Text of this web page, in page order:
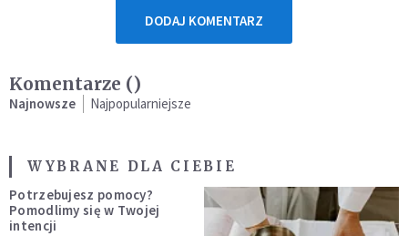
DODAJ KOMENTARZ
Komentarze ()
Najnowsze Najpopularniejsze
WYBRANE DLA CIEBIE
Potrzebujesz pomocy?
Pomodlimy się w Twojej
intencji